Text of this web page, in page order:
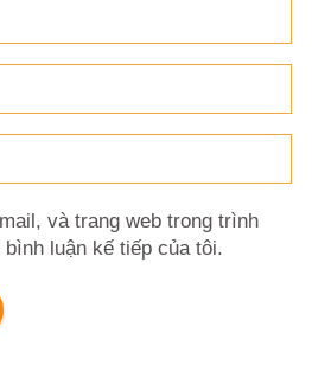
và trang web trong trình
luận kế tiếp của tôi.